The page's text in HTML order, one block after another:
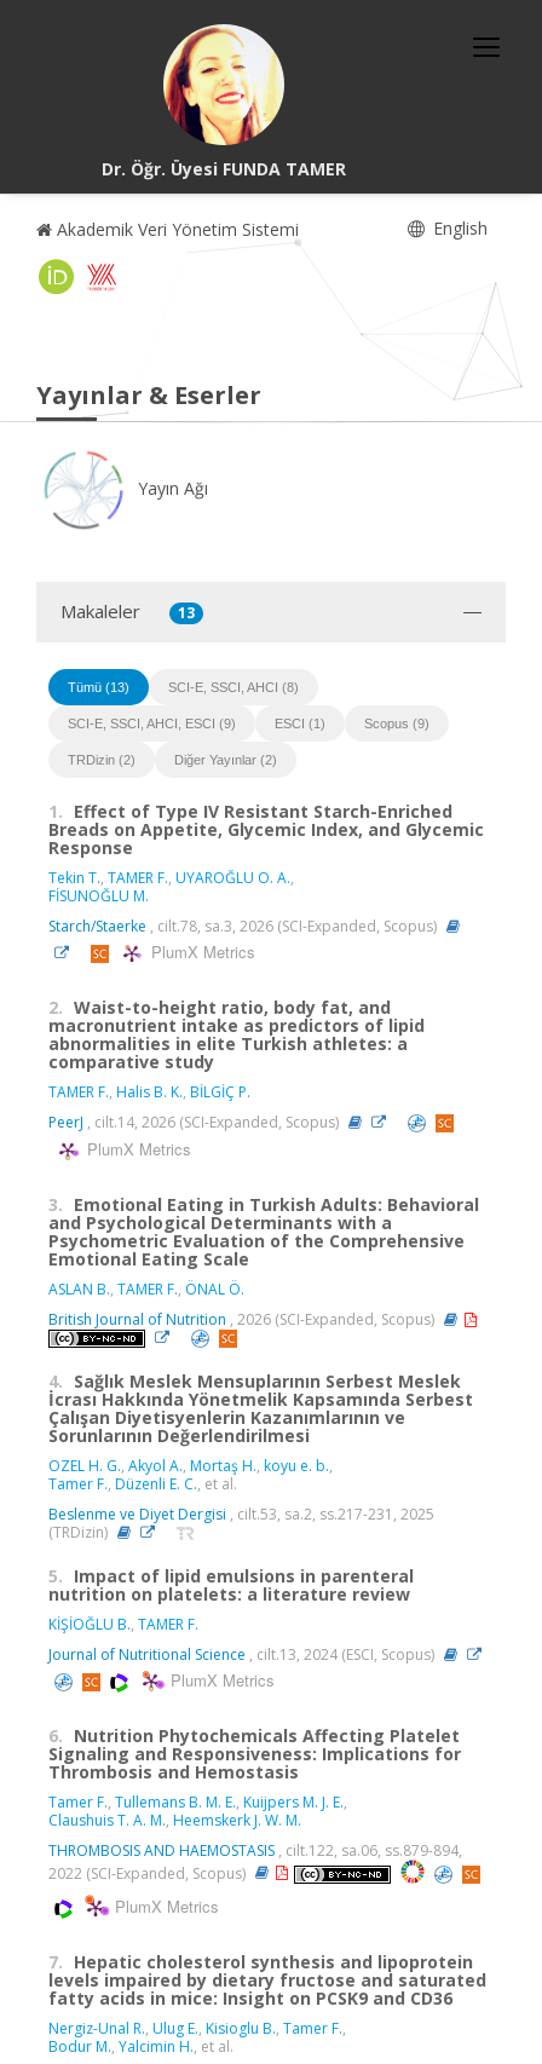
Dr. Öğr. Üyesi FUNDA TAMER
Akademik Veri Yönetim Sistemi English
Yayınlar & Eserler
Yayın Ağı
Makaleler 13
Tümü (13) SCI-E, SSCI, AHCI (8)
SCI-E, SSCI, AHCI, ESCI (9) ESCI (1) Scopus (9)
TRDizin (2) Diğer Yayınlar (2)
1. Effect of Type IV Resistant Starch-Enriched
Breads on Appetite, Glycemic Index, and Glycemic
Response
Tekin T., TAMER F., UYAROĞLU O. A.,
FİSUNOĞLU M.
Starch/Staerke , cilt.78, sa.3, 2026 (SCI-Expanded, Scopus)
PlumX Metrics
2. Waist-to-height ratio, body fat, and
macronutrient intake as predictors of lipid
abnormalities in elite Turkish athletes: a
comparative study
TAMER F., Halis B. K., BİLGİÇ P.
PeerJ , cilt.14, 2026 (SCI-Expanded, Scopus)
PlumX Metrics
3. Emotional Eating in Turkish Adults: Behavioral
and Psychological Determinants with a
Psychometric Evaluation of the Comprehensive
Emotional Eating Scale
ASLAN B., TAMER F., ÖNAL Ö.
British Journal of Nutrition , 2026 (SCI-Expanded, Scopus)
4. Sağlık Meslek Mensuplarının Serbest Meslek
İcrası Hakkında Yönetmelik Kapsamında Serbest
Çalışan Diyetisyenlerin Kazanımlarının ve
Sorunlarının Değerlendirilmesi
OZEL H. G., Akyol A., Mortaş H., koyu e. b.,
Tamer F., Düzenli E. C., et al.
Beslenme ve Diyet Dergisi , cilt.53, sa.2, ss.217-231, 2025
(TRDizin)
5. Impact of lipid emulsions in parenteral
nutrition on platelets: a literature review
KİŞİOĞLU B., TAMER F.
Journal of Nutritional Science , cilt.13, 2024 (ESCI, Scopus)
PlumX Metrics
6. Nutrition Phytochemicals Affecting Platelet
Signaling and Responsiveness: Implications for
Thrombosis and Hemostasis
Tamer F., Tullemans B. M. E., Kuijpers M. J. E.,
Claushuis T. A. M., Heemskerk J. W. M.
THROMBOSIS AND HAEMOSTASIS , cilt.122, sa.06, ss.879-894,
2022 (SCI-Expanded, Scopus)
PlumX Metrics
7. Hepatic cholesterol synthesis and lipoprotein
levels impaired by dietary fructose and saturated
fatty acids in mice: Insight on PCSK9 and CD36
Nergiz-Unal R., Ulug E., Kisioglu B., Tamer F.,
Bodur M., Yalcimin H., et al.